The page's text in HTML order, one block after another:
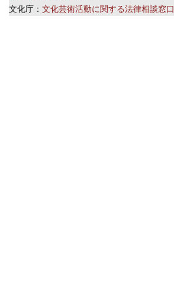
文化庁： 文化芸術活動に関する法律相談窓口